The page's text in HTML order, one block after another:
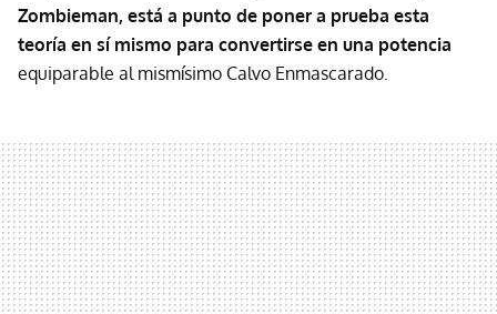
Zombieman, está a punto de poner a prueba esta
teoría en sí mismo para convertirse en una potencia
equiparable al mismísimo Calvo Enmascarado.